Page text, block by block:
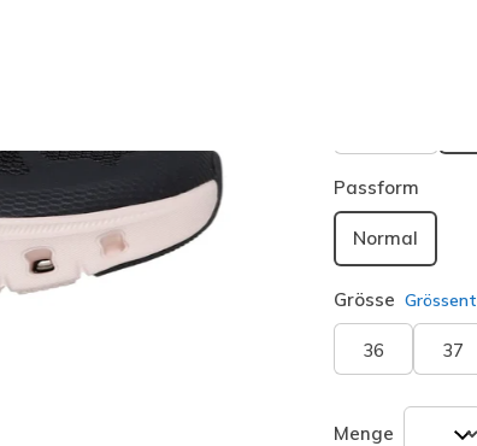
Passform
Normal
Grösse
36 37
Menge